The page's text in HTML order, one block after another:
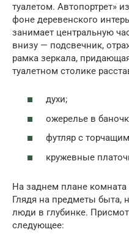
туалетом. Автопортрет»
фоне деревенского
занимает центральную
внизу — подсвечник,
рамка зеркала,
туалетном столике
духи;
ожерелье в
футляр с
кружевные
На заднем плане комната
Глядя на предметы быта,
люди в глубинке.
следующее: